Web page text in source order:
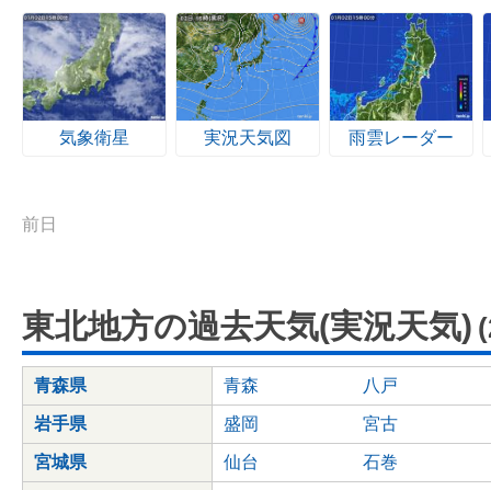
気象衛星 実況天気図 雨雲レーダー
前日
東北地方の過去天気(実況天気)
青森県 青森 八戸
岩手県 盛岡 宮古
宮城県 仙台 石巻